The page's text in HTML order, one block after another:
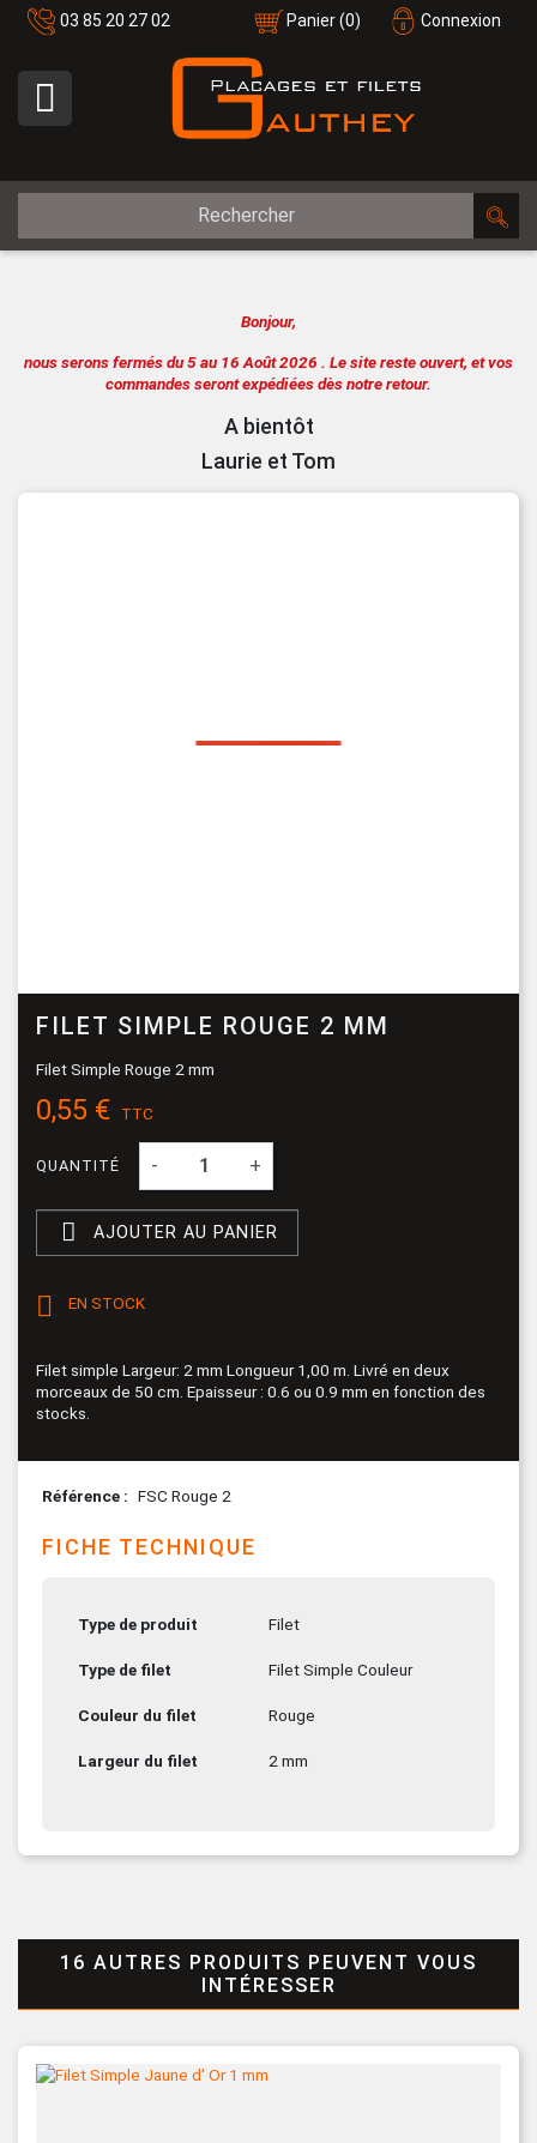
03 85 20 27 02 Connexion
Panier(0)

Bonjour,
nous serons fermés du 5 au 16 Août 2026 . Le site reste ouvert, et vos
commandes seront expédiées dès notre retour.
A bientôt
Laurie et Tom
FILET SIMPLE ROUGE 2 MM
Filet Simple Rouge 2 mm
0,55 € TTC
QUANTITÉ - +
 AJOUTER AU PANIER
 EN STOCK
Filet simple Largeur: 2 mm Longueur 1,00 m. Livré en deux
morceaux de 50 cm. Epaisseur : 0.6 ou 0.9 mm en fonction des
stocks.
Référence FSC Rouge 2
FICHE TECHNIQUE
Type de produit Filet
Type de filet Filet Simple Couleur
Couleur du filet Rouge
Largeur du filet 2 mm
16 AUTRES PRODUITS PEUVENT VOUS
INTÉRESSER